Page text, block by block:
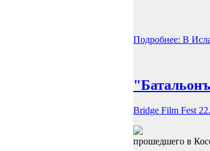
Подробнее: В
Bridge Film Fest
прошедшего в